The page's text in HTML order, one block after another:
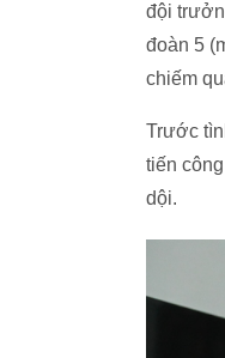
đội
đoàn 5
chiếm
Trước
tiến
dội.